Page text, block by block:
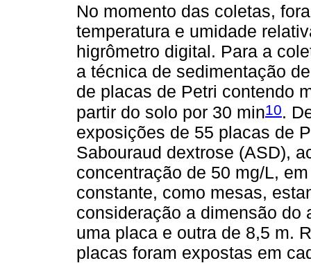
No momento das coletas,
temperatura e umidade
higrômetro digital. Para a
a técnica de sedimentação
de placas de Petri contendo
partir do solo por 30 min10.
exposições de 55 placas de
Sabouraud dextrose (ASD),
concentração de 50 mg/L,
constante, como mesas,
consideração a dimensão do
uma placa e outra de 8,5 m.
placas foram expostas em